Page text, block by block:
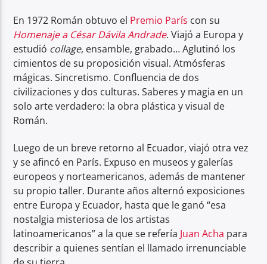
En 1972 Román obtuvo el Premio París con su
Homenaje a César Dávila Andrade. Viajó a Europa y
estudió collage, ensamble, grabado… Aglutinó los
cimientos de su proposición visual. Atmósferas
mágicas. Sincretismo. Confluencia de dos
civilizaciones y dos culturas. Saberes y magia en un
solo arte verdadero: la obra plástica y visual de
Román.
Luego de un breve retorno al Ecuador, viajó otra vez
y se afincó en París. Expuso en museos y galerías
europeos y norteamericanos, además de mantener
su propio taller. Durante años alternó exposiciones
entre Europa y Ecuador, hasta que le ganó “esa
nostalgia misteriosa de los artistas
latinoamericanos” a la que se refería Juan Acha para
describir a quienes sentían el llamado irrenunciable